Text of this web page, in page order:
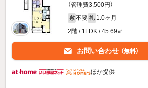
（管理費3,500円）
敷 不要 礼 1.0ヶ月
2階 / 1LDK / 45.69㎡
お問い合わせ （無料）
ほか提供